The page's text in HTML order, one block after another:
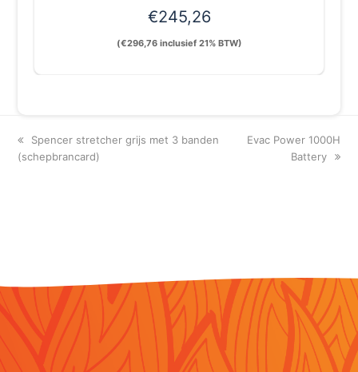
€245,26
(€296,76inclusief 21% BTW)
previous
post:
Spencer stretcher grijs met 3 banden
(schepbrancard)
next
Evac Power 1000H
Battery